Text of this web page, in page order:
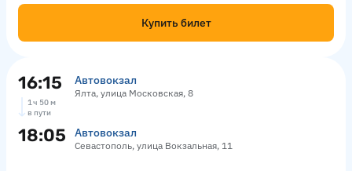
Купить билет
16:15 Автовокзал
Ялта, улица Московская, 8
1 ч 50 м
в пути
18:05 Автовокзал
Севастополь, улица Вокзальная, 11